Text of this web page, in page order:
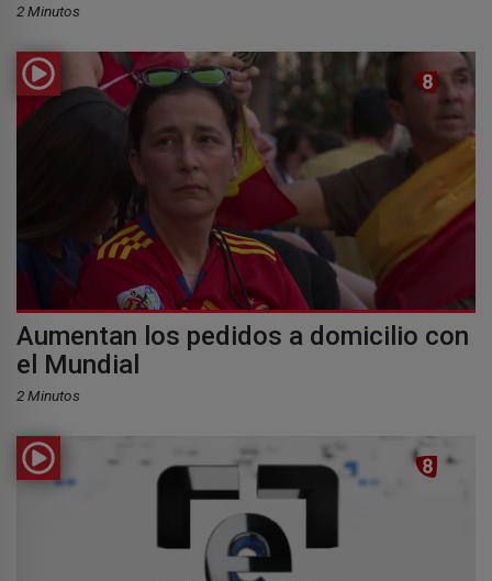
2 Minutos
Aumentan los pedidos a domicilio con
el Mundial
2 Minutos